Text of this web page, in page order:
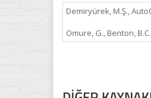
Demiryürek, M.Ş.,
Omure, G., Benton,